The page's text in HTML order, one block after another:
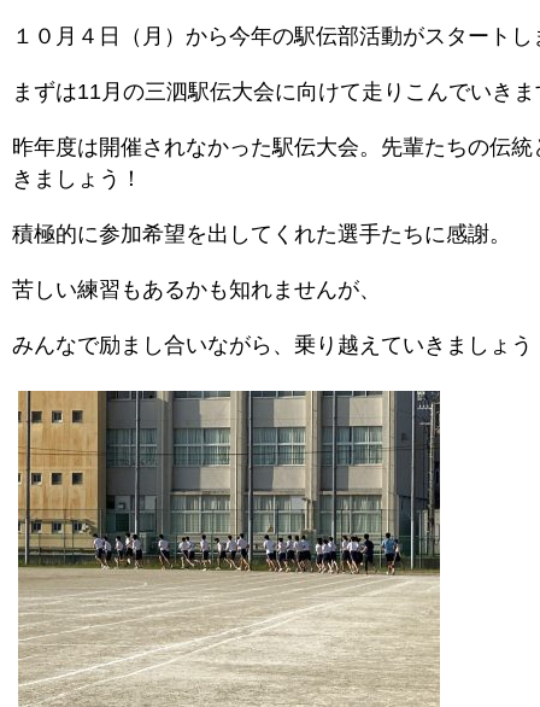
１０月４日（月）から今年の駅伝部活動がスタートし
まずは11月の三泗駅伝大会に向けて走りこんでいき
昨年度は開催されなかった駅伝大会。先輩たちの伝
きましょう！
積極的に参加希望を出してくれた選手たちに感謝。
苦しい練習もあるかも知れませんが、
みんなで励まし合いながら、乗り越えていきましょう